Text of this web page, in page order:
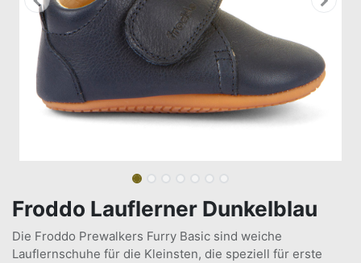
Froddo Lauflerner Dunkelblau
Die Froddo Prewalkers Furry Basic sind weiche
Lauflernschuhe für die Kleinsten, die speziell für erste